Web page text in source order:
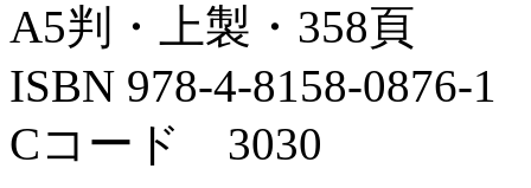
A5判・上製・358頁
ISBN 978-4-8158-0876-1
Cコード 3030